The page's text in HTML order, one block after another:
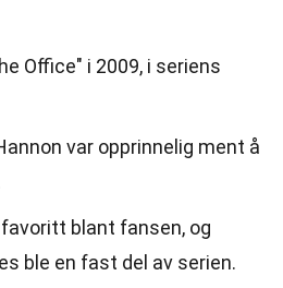
Office" i 2009, i seriens
var opprinnelig ment å
blant fansen, og
ble en fast del av serien.